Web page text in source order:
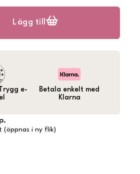
Lägg till
e-
Betala enkelt med
Klarna
(öppnas i ny flik)